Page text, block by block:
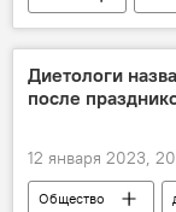
Происшествия
Диетологи
после
12 января 2023,
Общество